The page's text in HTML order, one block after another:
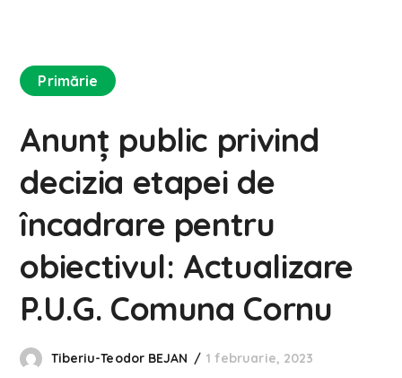
Primărie
Anunț public privind
decizia etapei de
încadrare pentru
obiectivul: Actualizare
P.U.G. Comuna Cornu
Tiberiu-Teodor BEJAN 1 februarie, 2023